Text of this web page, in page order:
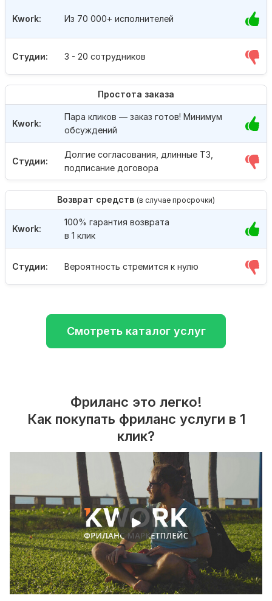
Студии: 3 - 20 сотрудников
Kwork: Из 70 000+ исполнителей
Простота заказа
Студии:
Долгие согласования, длинные ТЗ,
подписание договора
Kwork:
Пара кликов — заказ готов! Минимум
обсуждений
Возврат средств (в случае просрочки)
Студии: Вероятность стремится к нулю
Kwork:
100% гарантия возврата
в 1 клик
Смотреть каталог услуг
Фриланс это легко!
Как покупать фриланс услуги в 1
клик?